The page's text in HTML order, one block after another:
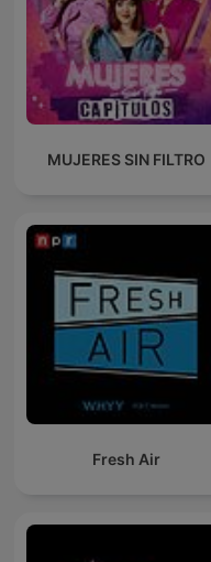
MUJERES SIN FILTRO
Fresh Air